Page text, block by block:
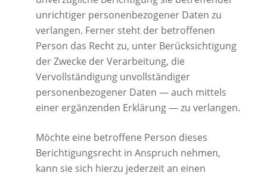
unrichtiger personenbezogener Daten zu
verlangen. Ferner steht der betroffenen
Person das Recht zu, unter Berücksichtigung
der Zwecke der Verarbeitung, die
Vervollständigung unvollständiger
personenbezogener Daten — auch mittels
einer ergänzenden Erklärung — zu verlangen.
Möchte eine betroffene Person dieses
Berichtigungsrecht in Anspruch nehmen,
kann sie sich hierzu jederzeit an einen